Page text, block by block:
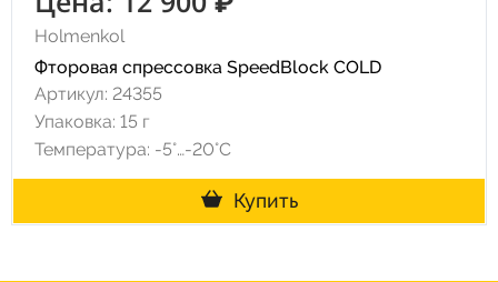
Holmenkol
Фторовая спрессовка SpeedBlock COLD
Артикул: 24355
Упаковка: 15 г
Температура: -5°…-20°C
Купить